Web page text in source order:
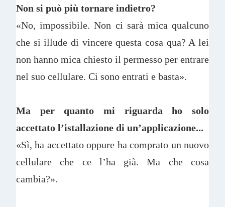
Non si può più tornare indietro?
«No, impossibile. Non ci sarà mica qualcuno
che si illude di vincere questa cosa qua? A lei
non hanno mica chiesto il permesso per entrare
nel suo cellulare. Ci sono entrati e basta».
Ma per quanto mi riguarda ho solo
accettato l’istallazione di un’applicazione...
«Sì, ha accettato oppure ha comprato un nuovo
cellulare che ce l’ha già. Ma che cosa
cambia?».